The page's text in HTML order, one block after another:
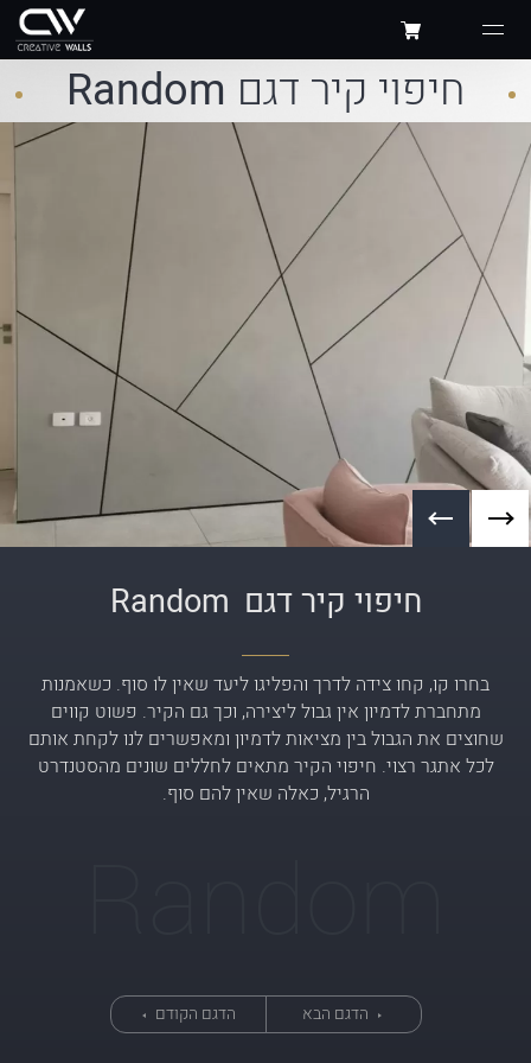
חיפוי קיר דגם Random
חיפוי קיר דגם Random
בחרו קו, קחו צידה לדרך והפליגו ליעד שאין לו סוף. כשאמנות
מתחברת לדמיון אין גבול ליצירה, וכך גם הקיר. פשוט קווים
שחוצים את הגבול בין מציאות לדמיון ומאפשרים לנו לקחת אותם
לכל אתגר רצוי. חיפוי הקיר מתאים לחללים שונים מהסטנדרט
הרגיל, כאלה שאין להם סוף.
הדגם הבא הדגם הקודם